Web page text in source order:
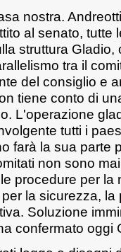
nostra.
al senato, tutte
struttura Gladio,
tra il
del consiglio e
tiene conto di
L'operazione
tutti i
farà la sua parte
non sono
procedure per la
la sicurezza,
Soluzione
confermato oggi